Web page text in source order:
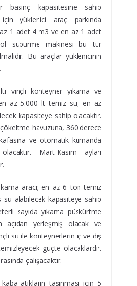
kapasitesine sahip
için yüklenici araç parkında
1 adet 4 m3 ve en az 1 adet
süpürme makinesi bu tür
Bu araçlar yüklenicinin
vinçli konteyner yıkama ve
az 5.000 lt temiz su, en az
kapasiteye sahip olacaktır.
havuzuna, 360 derece
ve otomatik kumanda
Mart-Kasım ayları
aracı; en az 6 ton temiz
alabilecek kapasiteye sahip
sayıda yıkama püskürtme
açıdan yerleşmiş olacak ve
su ile konteynerlerin iç ve dış
güçte olacaklardır.
çalışacaktır.
atıkların taşınması için 5